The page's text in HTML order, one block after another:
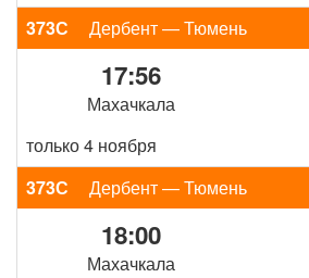
373С
Дербент — Тюмень
17:56
Махачкала
только 4 ноября
373С
Дербент — Тюмень
18:00
Махачкала